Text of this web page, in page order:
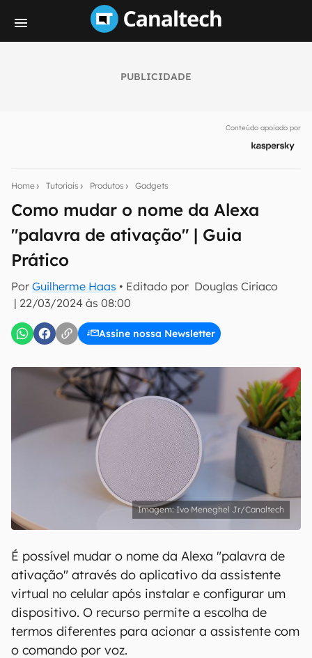
PUBLICIDADE
Conteúdo apoiado por
Home Tutoriais Produtos Gadgets
Como mudar o nome da Alexa
"palavra de ativação" | Guia
Prático
Por Guilherme Haas • Editado por Douglas Ciriaco
| 22/03/2024 às 08:00
Assine nossa Newsletter
notícias e reviews sobre tecnologia em primeira
inscreva-se
Uso e Política de Privacidade do Canaltech.
Ivo Meneghel Jr/Canaltech
É possível mudar o nome da Alexa "palavra de
ativação" através do aplicativo da assistente
virtual no celular após instalar e configurar um
dispositivo. O recurso permite a escolha de
termos diferentes para acionar a assistente com
o comando por voz.